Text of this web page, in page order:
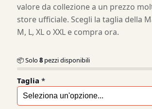
valore da collezione a un prezzo
store ufficiale. Scegli la taglia della
M, L, XL o XXL e compra ora.
📦 Solo8 pezzi disponibili
Taglia *